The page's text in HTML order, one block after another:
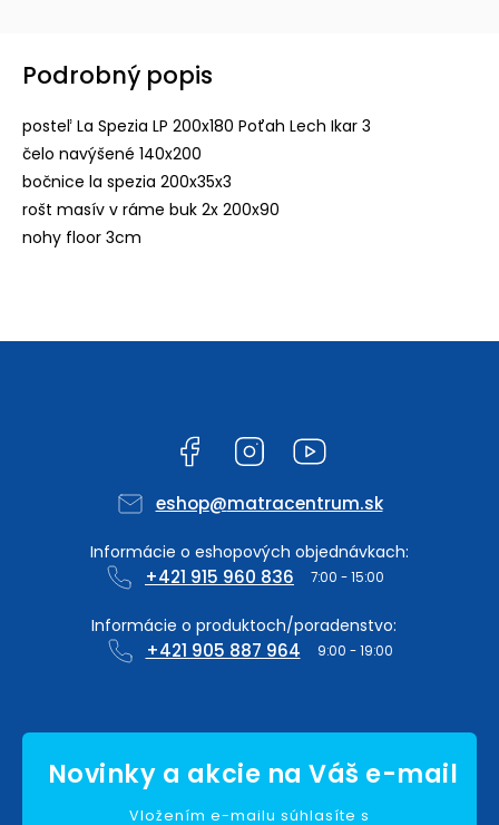
Podrobný popis
posteľ La Spezia LP 200x180 Poťah Lech Ikar 3
čelo navýšené 140x200
bočnice la spezia 200x35x3
rošt masív v ráme buk 2x 200x90
nohy floor 3cm
Facebook Instagram
eshop@matracentrum.sk
+421 915 960 836
+421 905 887 964
Vložením e-mailu súhlasíte s